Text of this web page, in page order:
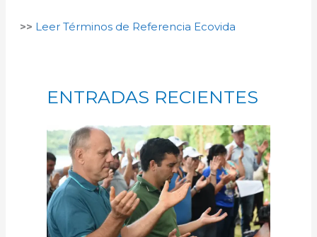
>> Leer Términos de Referencia Ecovida
ENTRADAS RECIENTES